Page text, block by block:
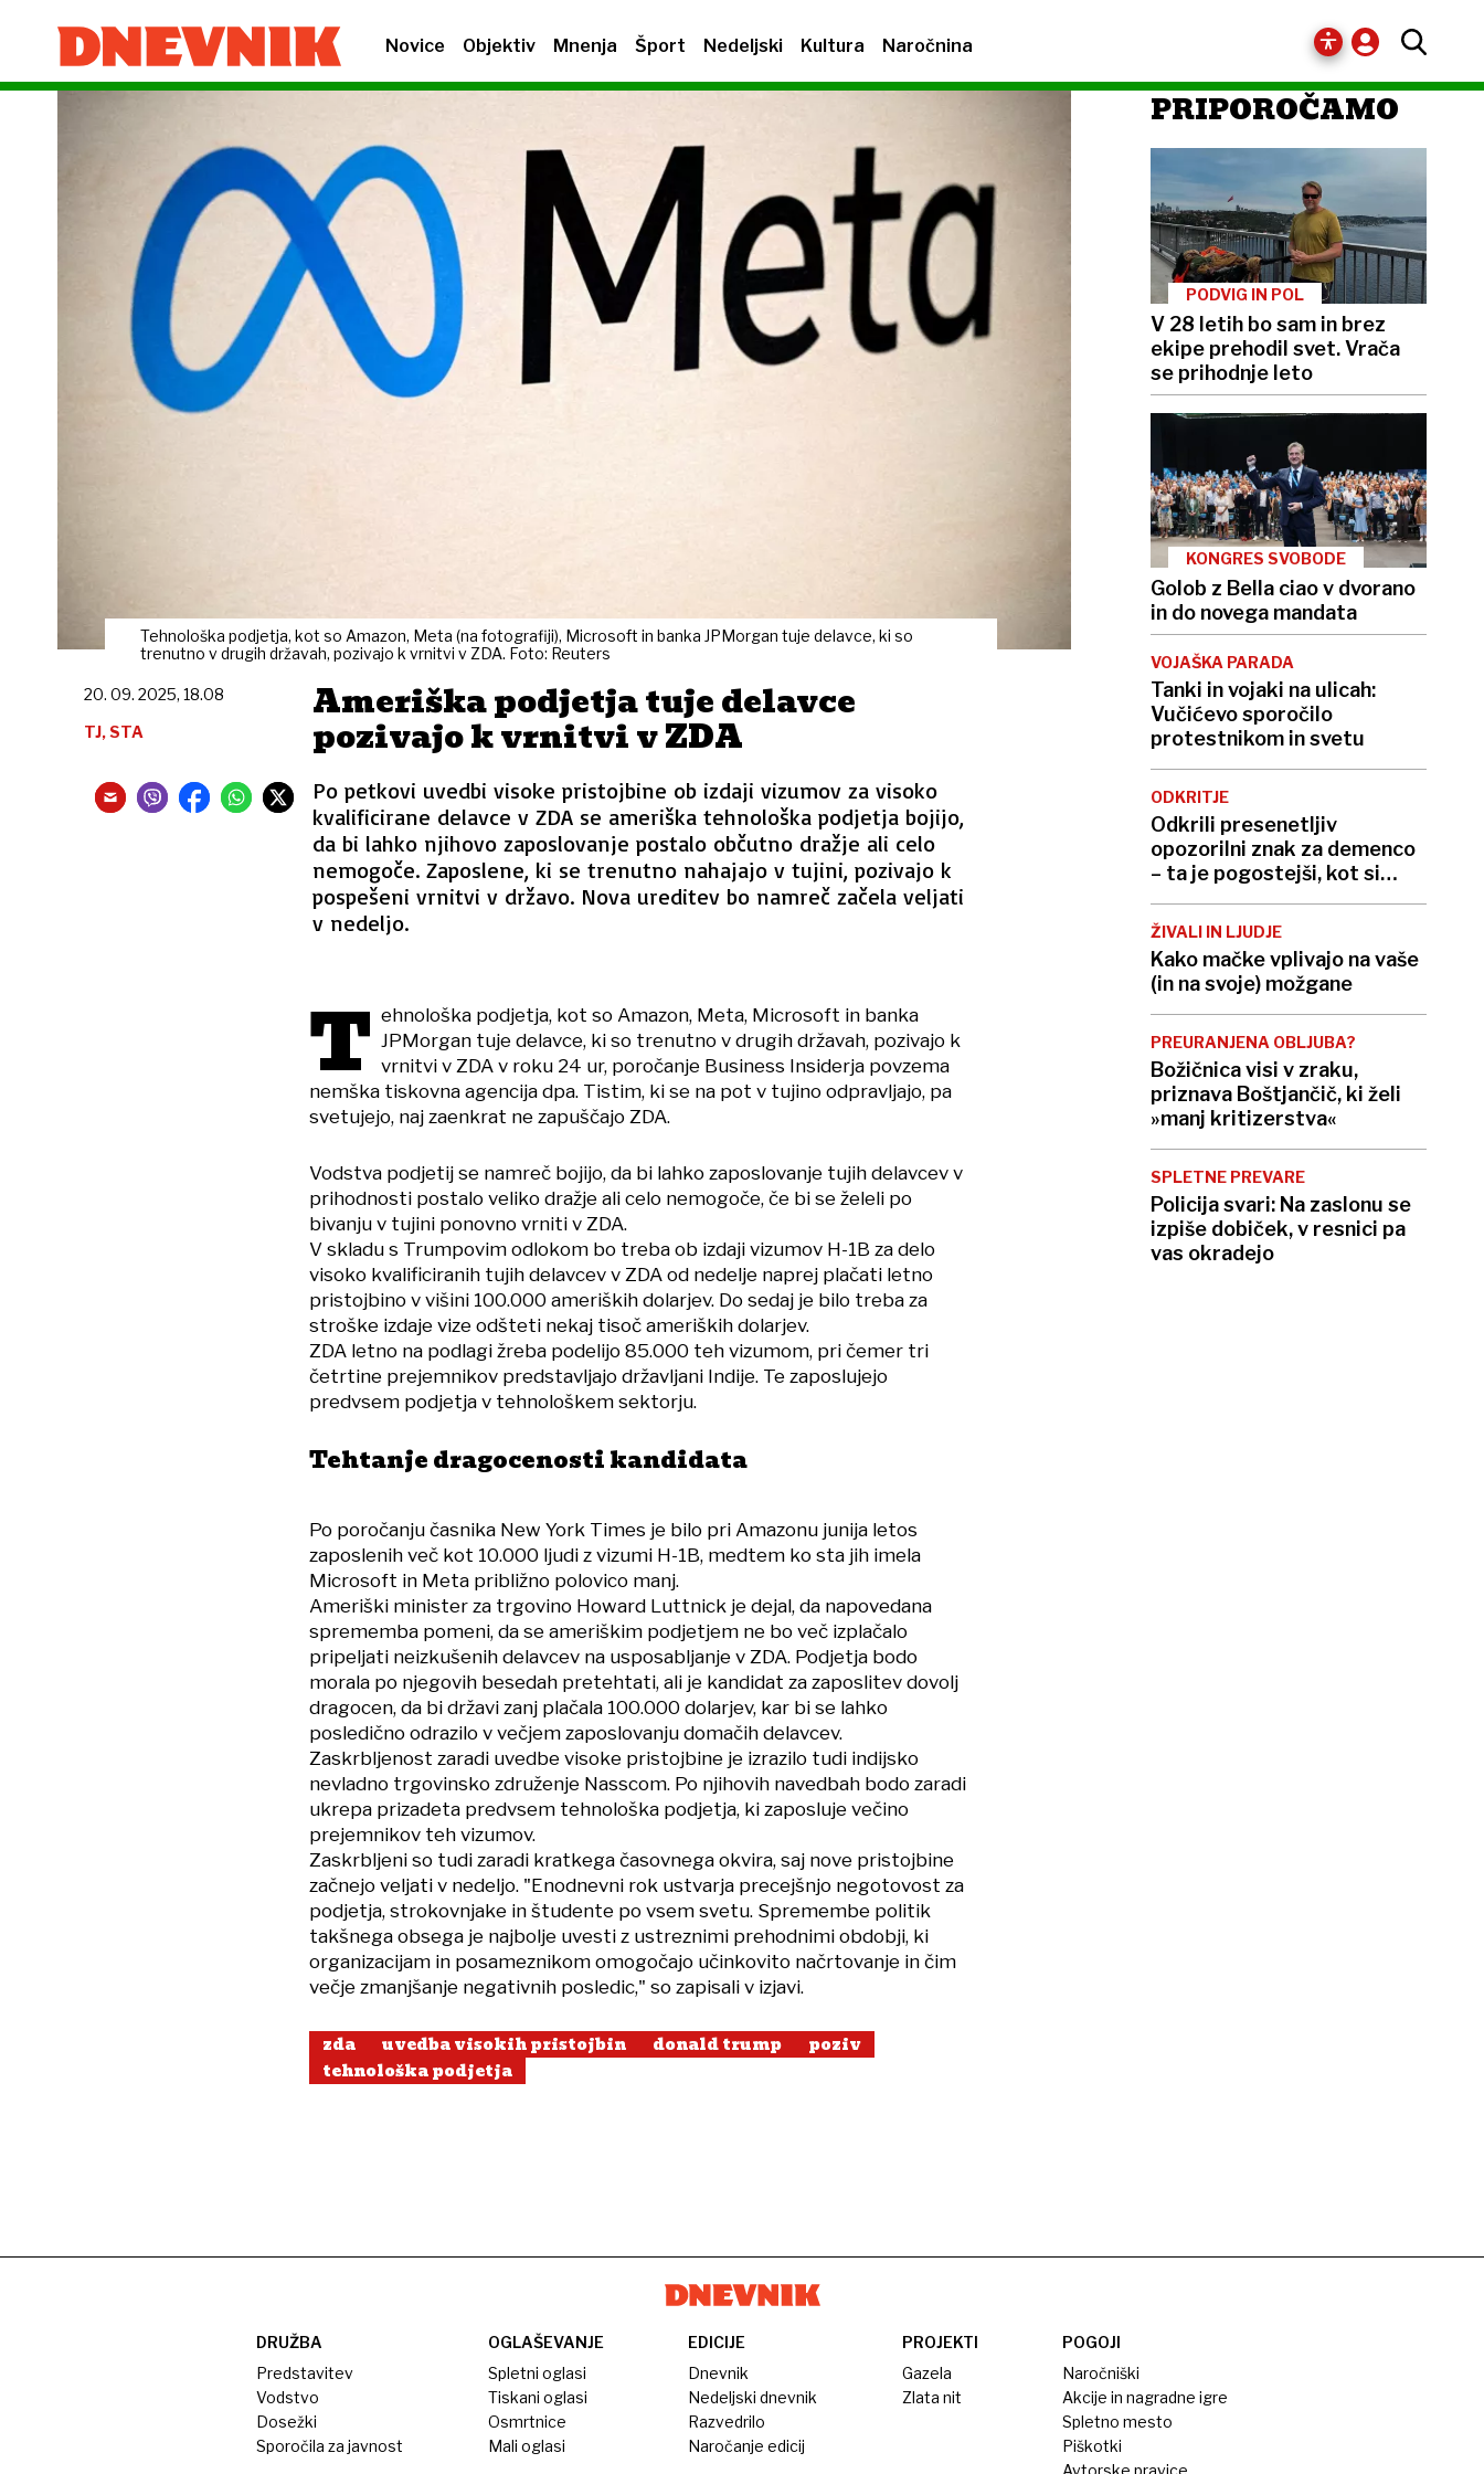
Novice Objektiv Mnenja Šport Nedeljski Kultura Naročnina
Tehnološka podjetja, kot so Amazon, Meta (na fotografiji), Microsoft in banka JPMorgan tuje delavce, ki so
trenutno v drugih državah, pozivajo k vrnitvi v ZDA. Foto: Reuters
Ameriška podjetja tuje delavce
pozivajo k vrnitvi v ZDA
Po petkovi uvedbi visoke pristojbine ob izdaji vizumov za visoko
kvalificirane delavce v ZDA se ameriška tehnološka podjetja bojijo,
da bi lahko njihovo zaposlovanje postalo občutno dražje ali celo
nemogoče. Zaposlene, ki se trenutno nahajajo v tujini, pozivajo k
pospešeni vrnitvi v državo. Nova ureditev bo namreč začela veljati
v nedeljo.
20. 09. 2025, 18.08
TJ, STA
T ehnološka podjetja, kot so Amazon, Meta, Microsoft in banka
JPMorgan tuje delavce, ki so trenutno v drugih državah, pozivajo k
vrnitvi v ZDA v roku 24 ur, poročanje Business Insiderja povzema
nemška tiskovna agencija dpa. Tistim, ki se na pot v tujino odpravljajo, pa
svetujejo, naj zaenkrat ne zapuščajo ZDA.
Vodstva podjetij se namreč bojijo, da bi lahko zaposlovanje tujih delavcev v
prihodnosti postalo veliko dražje ali celo nemogoče, če bi se želeli po
bivanju v tujini ponovno vrniti v ZDA.
V skladu s Trumpovim odlokom bo treba ob izdaji vizumov H-1B za delo
visoko kvalificiranih tujih delavcev v ZDA od nedelje naprej plačati letno
pristojbino v višini 100.000 ameriških dolarjev. Do sedaj je bilo treba za
stroške izdaje vize odšteti nekaj tisoč ameriških dolarjev.
ZDA letno na podlagi žreba podelijo 85.000 teh vizumom, pri čemer tri
četrtine prejemnikov predstavljajo državljani Indije. Te zaposlujejo
predvsem podjetja v tehnološkem sektorju.
Tehtanje dragocenosti kandidata
Po poročanju časnika New York Times je bilo pri Amazonu junija letos
zaposlenih več kot 10.000 ljudi z vizumi H-1B, medtem ko sta jih imela
Microsoft in Meta približno polovico manj.
Ameriški minister za trgovino Howard Luttnick je dejal, da napovedana
sprememba pomeni, da se ameriškim podjetjem ne bo več izplačalo
pripeljati neizkušenih delavcev na usposabljanje v ZDA. Podjetja bodo
morala po njegovih besedah pretehtati, ali je kandidat za zaposlitev dovolj
dragocen, da bi državi zanj plačala 100.000 dolarjev, kar bi se lahko
posledično odrazilo v večjem zaposlovanju domačih delavcev.
Zaskrbljenost zaradi uvedbe visoke pristojbine je izrazilo tudi indijsko
nevladno trgovinsko združenje Nasscom. Po njihovih navedbah bodo zaradi
ukrepa prizadeta predvsem tehnološka podjetja, ki zaposluje večino
prejemnikov teh vizumov.
Zaskrbljeni so tudi zaradi kratkega časovnega okvira, saj nove pristojbine
začnejo veljati v nedeljo. "Enodnevni rok ustvarja precejšnjo negotovost za
podjetja, strokovnjake in študente po vsem svetu. Spremembe politik
takšnega obsega je najbolje uvesti z ustreznimi prehodnimi obdobji, ki
organizacijam in posameznikom omogočajo učinkovito načrtovanje in čim
večje zmanjšanje negativnih posledic," so zapisali v izjavi.
zda uvedba visokih pristojbin donald trump
poziv
tehnološka podjetja
PRIPOROČAMO
PODVIG IN POL
V 28 letih bo sam in brez
ekipe prehodil svet. Vrača
se prihodnje leto
KONGRES SVOBODE
Golob z Bella ciao v dvorano
in do novega mandata
VOJAŠKA PARADA
Tanki in vojaki na ulicah:
Vučićevo sporočilo
protestnikom in svetu
ODKRITJE
Odkrili presenetljiv
opozorilni znak za demenco
– ta je pogostejši, kot si
mislite
ŽIVALI IN LJUDJE
Kako mačke vplivajo na vaše
(in na svoje) možgane
PREURANJENA OBLJUBA?
Božičnica visi v zraku,
priznava Boštjančič, ki želi
»manj kritizerstva«
SPLETNE PREVARE
Policija svari: Na zaslonu se
izpiše dobiček, v resnici pa
vas okradejo
DRUŽBA
Predstavitev
Vodstvo
Dosežki
Sporočila za javnost
OGLAŠEVANJE
Spletni oglasi
Tiskani oglasi
Osmrtnice
Mali oglasi
EDICIJE
Dnevnik
Nedeljski dnevnik
Razvedrilo
Naročanje edicij
PROJEKTI
Gazela
Zlata nit
POGOJI
Naročniški
Akcije in nagradne igre
Spletno mesto
Piškotki
Avtorske pravice